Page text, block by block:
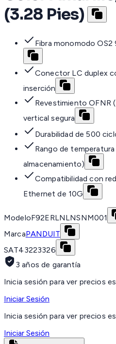
(3.28 Pies)
Fibra monomodo OS2
Conector LC duplex
inserción
Revestimiento OFNR
vertical segura
Durabilidad de 500
Rango de
almacenamiento)
Compatibilidad con
Ethernet de 10G
ModeloF92ERLNLNSNM001
MarcaPANDUIT
SAT43223326
3 años de garantía
Inicia sesión para ver precios
Iniciar Sesión
Inicia sesión para ver precios
Iniciar Sesión